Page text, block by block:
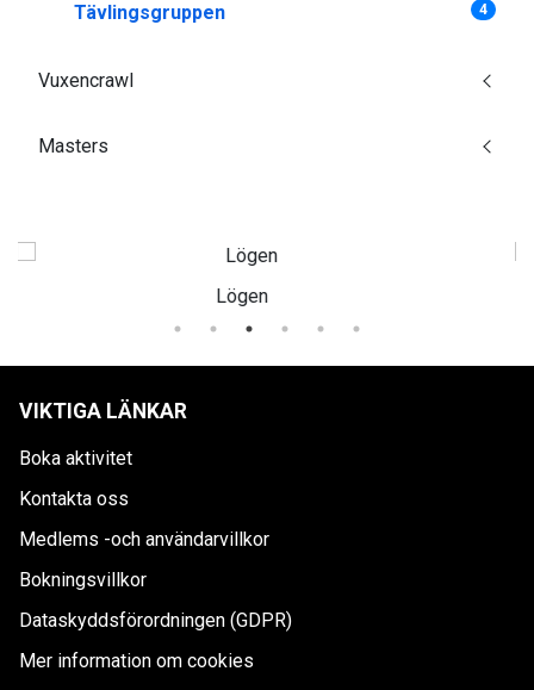
Tävlingsgruppen 4
Vuxencrawl
Masters
Munkedals Herrgård
VIKTIGA LÄNKAR
Boka aktivitet
Kontakta oss
Medlems -och användarvillkor
Bokningsvillkor
Dataskyddsförordningen (GDPR)
Mer information om cookies